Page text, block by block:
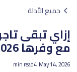
جميع الأدلة
إزاي تبقى
مع وفرها 2026
May 14, 2026
4
min read